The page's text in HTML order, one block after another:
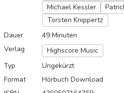
Michael Kessler
Torsten Knippertz
Dauer
49 Minuten
Verlag
Highscore Music
Typ
Ungekürzt
Format
Hörbuch Download